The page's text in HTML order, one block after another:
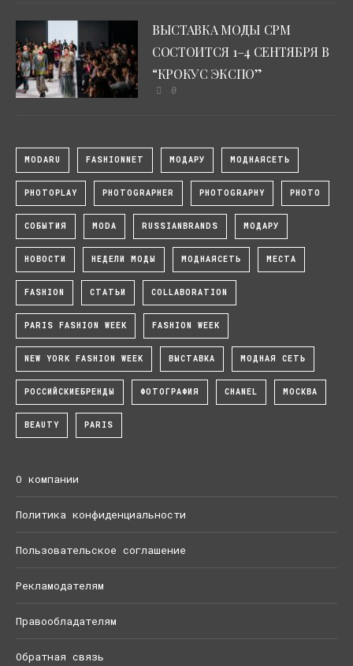
ВЫСТАВКА МОДЫ CPM
СОСТОИТСЯ 1–4 СЕНТЯБРЯ В
“КРОКУС ЭКСПО”
0
MODARU FASHIONNET МОДАРУ МОДНАЯСЕТЬ
PHOTOPLAY PHOTOGRAPHER PHOTOGRAPHY PHOTO
СОБЫТИЯ MODA RUSSIANBRANDS МОДАРУ
НОВОСТИ НЕДЕЛИ МОДЫ МОДНАЯСЕТЬ МЕСТА
FASHION СТАТЬИ COLLABORATION
PARIS FASHION WEEK FASHION WEEK
NEW YORK FASHION WEEK ВЫСТАВКА МОДНАЯ СЕТЬ
РОССИЙСКИЕБРЕНДЫ ФОТОГРАФИЯ CHANEL МОСКВА
BEAUTY PARIS
О компании
Политика конфиденциальности
Пользовательское соглашение
Рекламодателям
Правообладателям
Обратная связь